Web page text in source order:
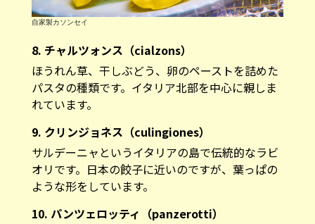
自家製カソンセイ
8. チャルツォンス（cialzons）
ほうれん草、干しぶどう、卵のペーストを詰めた
パスタの種類です。イタリア北部を中心に親しま
れています。
9. クリンジョネス（culingiones）
サルデーニャというイタリアの島で伝統的なラビ
オリです。日本の餃子に近いのですが、葉っぱの
ような形をしています。
10. パンツェロッティ（panzerotti）